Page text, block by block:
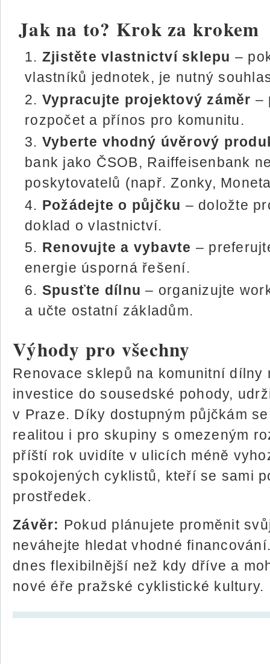
Jak na to? Krok za krokem
Zjistěte vlastnictví sklepu –
vlastníků jednotek, je nutný
Vypracujte projektový záměr –
rozpočet a přínos pro komunitu.
Vyberte vhodný úvěrový
bank jako ČSOB, Raiffeisenbank
poskytovatelů (např. Zonky,
Požádejte o půjčku – doložte
doklad o vlastnictví.
Renovujte a vybavte –
energie úsporná řešení.
Spusťte dílnu – organizujte
a učte ostatní základům.
Výhody pro všechny
Renovace sklepů na komunitní
investice do sousedské pohody,
v Praze. Díky dostupným půjčkám
realitou i pro skupiny s omezeným
příští rok uvidíte v ulicích méně
spokojených cyklistů, kteří se sami
prostředek.
Závěr: Pokud plánujete proměnit
neváhejte hledat vhodné
dnes flexibilnější než kdy dříve a
nové éře pražské cyklistické kultury.